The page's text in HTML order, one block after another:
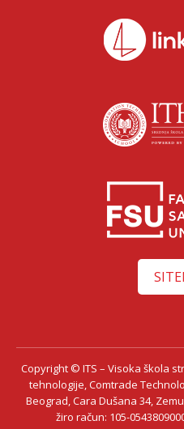
Copyright © ITS – Visoka škola
tehnologije, Comtrade
Beograd, Cara Dušana 34,
žiro račun: 105-